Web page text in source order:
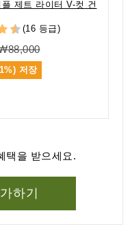
제트 라이터 V-컷 건
(16 등급)
저장
택을 받으세요.
하기